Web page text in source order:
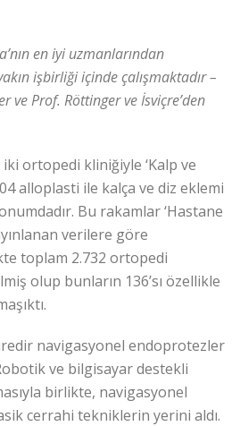
en iyi uzmanlarından
işbirliği içinde çalışmaktadır –
ve Prof. Röttinger ve İsviçre’den
ortopedi kliniğiyle ‘Kalp ve
alloplasti ile kalça ve diz eklemi
Bu rakamlar ‘Hastane
verilere göre
toplam 2.732 ortopedi
olup bunların 136’sı özellikle
navigasyonel endoprotezler
ve bilgisayar destekli
birlikte, navigasyonel
cerrahi tekniklerin yerini aldı.